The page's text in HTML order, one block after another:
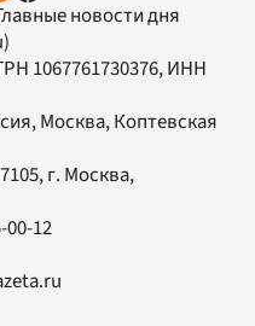
новости дня
1067761730376, ИНН
Москва, Коптевская
, г. Москва,
00-12